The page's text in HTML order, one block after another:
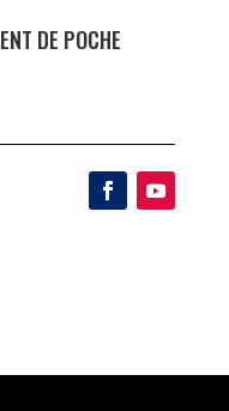
DE POCHE